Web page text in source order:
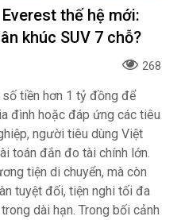
thế hệ mới:
khúc SUV 7 chỗ?
268
tiền hơn 1 tỷ đồng để
đình hoặc đáp ứng các tiêu
người tiêu dùng Việt
toán đắn đo tài chính lớn.
tiện di chuyển, mà còn
tuyệt đối, tiện nghi tối đa
dài hạn. Trong bối cảnh